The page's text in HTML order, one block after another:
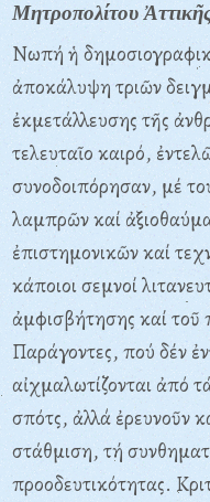
Μητροπολίτου
Νωπή ἡ
ἀποκάλυψη τριῶν
ἐκμετάλλευσης τῆς
τελευταῖο καιρό,
συνοδοιπόρησαν, μέ
λαμπρῶν καί
ἐπιστημονικῶν καί
κάποιοι σεμνοί
ἀμφισβήτησης καί τοῦ
Παράγοντες, πού δέν
αἰχμαλωτίζονται ἀπό
σπότς, ἀλλά ἐρευνοῦν
στάθμιση, τή
προοδευτικότητας.